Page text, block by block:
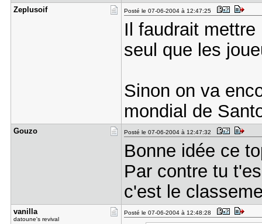
Zeplusoif Posté le 07-06-2004 à 12:47:25
Il faudrait
seul que les
Sinon on va
mondial de
Gouzo Posté le 07-06-2004 à 12:47:32
Bonne idée ce
Par contre tu
c'est le
vanilla
datoune's revival
Posté le 07-06-2004 à 12:48:28